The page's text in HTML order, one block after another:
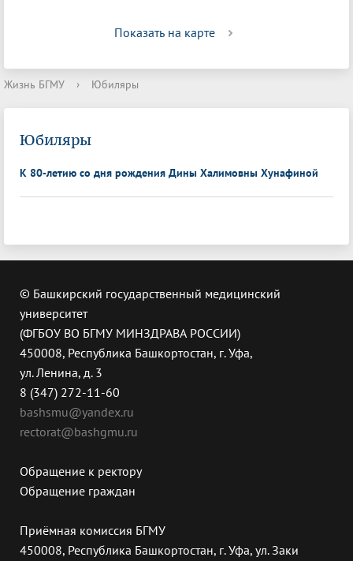
Показать на карте
Жизнь БГМУ › Юбиляры
Юбиляры
К 80-летию со дня рождения Дины Халимовны Хунафиной
© Башкирский государственный медицинский
университет
(ФГБОУ ВО БГМУ МИНЗДРАВА РОССИИ)
450008, Республика Башкортостан, г. Уфа,
ул. Ленина, д. 3
8 (347) 272-11-60
bashsmu@yandex.ru
rectorat@bashgmu.ru
Обращение к ректору
Обращение граждан
Приёмная комиссия БГМУ
450008, Республика Башкортостан, г. Уфа, ул. Заки